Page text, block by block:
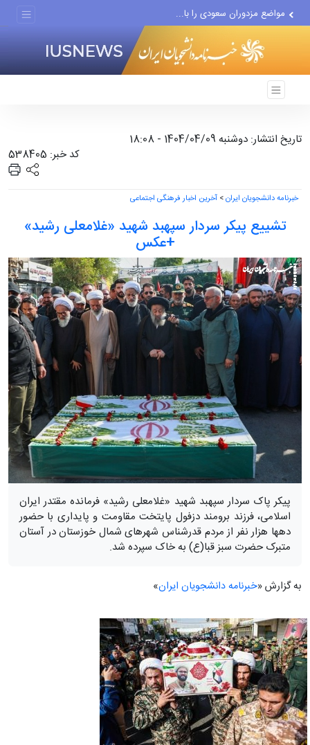
مواضع مزدوران سعودی را با...
تاریخ انتشار: دوشنبه 1404/04/09 - 18:08
کد خبر: 538405
خبرنامه دانشجویان ایران> آخرین اخبار فرهنگی اجتماعی
تشییع پیکر سردار سپهبد شهید «غلامعلی رشید»
+عکس
پیکر پاک سردار سپهبد شهید «غلامعلی رشید» فرمانده مقتدر ایران
اسلامی، فرزند برومند دزفول پایتخت مقاومت و پایداری با حضور
دهها هزار نفر از مردم قدرشناس شهرهای شمال خوزستان در آستان
متبرک حضرت سبز قبا(ع) به خاک سپرده شد.
به گزارش «خبرنامه دانشجویان ایران»